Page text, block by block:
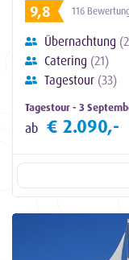
9,8
116
Übernachtung
Catering (21)
Tagestour (33)
Tagestour - 3
ab € 2.090,-